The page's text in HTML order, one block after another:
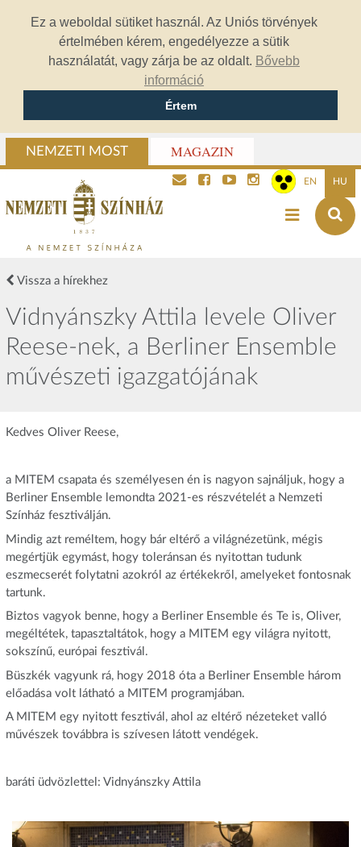
Ez a weboldal sütiket használ. Az Uniós törvények
értelmében kérem, engedélyezze a sütik
használatát, vagy zárja be az oldalt. Bővebb
információ
Értem
NEMZETI MOST MAGAZIN
EN HU
Vissza a hírekhez
Vidnyánszky Attila levele Oliver
Reese-nek, a Berliner Ensemble
művészeti igazgatójának
Kedves Oliver Reese,
a MITEM csapata és személyesen én is nagyon sajnáljuk, hogy a
Berliner Ensemble lemondta 2021-es részvételét a Nemzeti
Színház fesztiválján.
Mindig azt reméltem, hogy bár eltérő a világnézetünk, mégis
megértjük egymást, hogy toleránsan és nyitottan tudunk
eszmecserét folytatni azokról az értékekről, amelyeket fontosnak
tartunk.
Biztos vagyok benne, hogy a Berliner Ensemble és Te is, Oliver,
megéltétek, tapasztaltátok, hogy a MITEM egy világra nyitott,
sokszínű, európai fesztivál.
Büszkék vagyunk rá, hogy 2018 óta a Berliner Ensemble három
előadása volt látható a MITEM programjában.
A MITEM egy nyitott fesztivál, ahol az eltérő nézeteket valló
művészek továbbra is szívesen látott vendégek.
baráti üdvözlettel: Vidnyánszky Attila